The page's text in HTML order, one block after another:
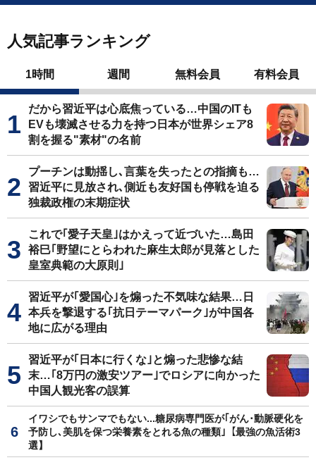
人気記事ランキング
1時間 週間 無料会員 有料会員
だから習近平は心底焦っている…中国のITも
EVも壊滅させる力を持つ日本が世界シェア8
割を握る"素材"の名前
プーチンは動揺し､言葉を失ったとの指摘も…
習近平に見放され､側近も友好国も停戦を迫る
独裁政権の末期症状
これで｢愛子天皇｣はかえって近づいた…島田
裕巳｢野望にとらわれた麻生太郎が見落とした
皇室典範の大原則｣
習近平が｢愛国心｣を煽った不気味な結果…日
本兵を撃退する｢抗日テーマパーク｣が中国各
地に広がる理由
習近平が｢日本に行くな｣と煽った悲惨な結
末…｢8万円の激安ツアー｣でロシアに向かった
中国人観光客の誤算
イワシでもサンマでもない...糖尿病専門医が｢がん･動脈硬化を
予防し､美肌を保つ栄養素をとれる魚の種類｣【最強の魚活術3
選】